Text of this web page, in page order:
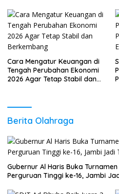
Cara Mengatur Keuangan di
Tengah Perubahan Ekonomi
2026 Agar Tetap Stabil dan
Berita Olahraga
Gubernur Al Haris Buka
Perguruan Tinggi ke-16, Jambi